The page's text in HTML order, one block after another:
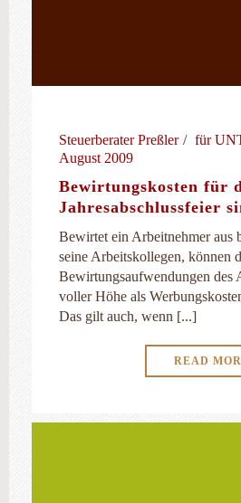
Steuerberater Preßler für
August 2009
Bewirtungskosten für
Jahresabschlussfeier
Bewirtet ein Arbeitnehmer aus
seine Arbeitskollegen, können
Bewirtungsaufwendungen des
voller Höhe als
Das gilt auch, wenn [...]
READ